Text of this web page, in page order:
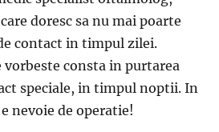
doresc sa nu mai poarte
contact in timpul zilei.
consta in purtarea
speciale, in timpul noptii. In
nevoie de operatie!